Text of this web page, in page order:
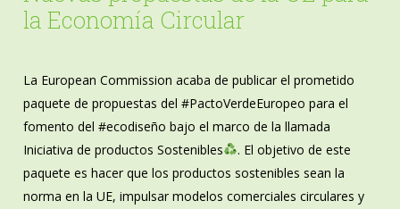
la Economía Circular
La European Commission acaba de publicar el prometido
paquete de propuestas del #PactoVerdeEuropeo para el
fomento del #ecodiseño bajo el marco de la llamada
Iniciativa de productos Sostenibles
. El objetivo de este
paquete es hacer que los productos sostenibles sean la
norma en la UE, impulsar modelos comerciales circulares y